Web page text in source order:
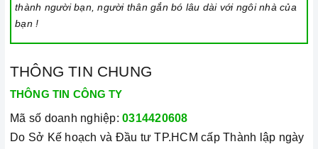
thành người bạn, người thân gắn bó lâu dài với ngôi nhà của
bạn !
THÔNG TIN CHUNG
THÔNG TIN CÔNG TY
Mã số doanh nghiệp: 0314420608
Do Sở Kế hoạch và Đầu tư TP.HCM cấp Thành lập ngày